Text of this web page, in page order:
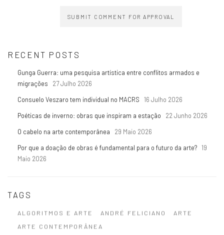
SUBMIT COMMENT FOR APPROVAL
RECENT POSTS
Gunga Guerra: uma pesquisa artística entre conflitos armados e
migrações
27 Julho 2026
Consuelo Veszaro tem individual no MACRS
16 Julho 2026
Poéticas de inverno: obras que inspiram a estação 22 Junho 2026
O cabelo na arte contemporânea
29 Maio 2026
Por que a doação de obras é fundamental para o futuro da arte? 19
Maio 2026
TAGS
ALGORITMOS E ARTE ANDRÉ FELICIANO
ARTE
ARTE CONTEMPORÂNEA